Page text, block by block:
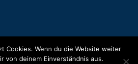
Cookies. Wenn du die Website weiter
von deinem Einverständnis aus.